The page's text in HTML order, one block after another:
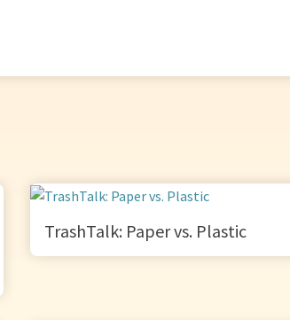
TrashTalk: Paper vs. Plastic